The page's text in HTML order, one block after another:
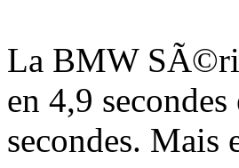
La BMW
en 4,9
secondes. Mais